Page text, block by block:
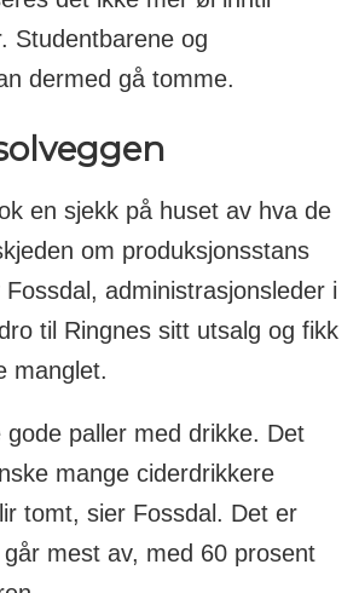
Studentbarene og
dermed gå tomme.
en sjekk på huset av hva de
om produksjonsstans
administrasjonsleder i
til Ringnes sitt utsalg og fikk
manglet.
paller med drikke. Det
mange ciderdrikkere
tomt, sier Fossdal. Det er
mest av, med 60 prosent